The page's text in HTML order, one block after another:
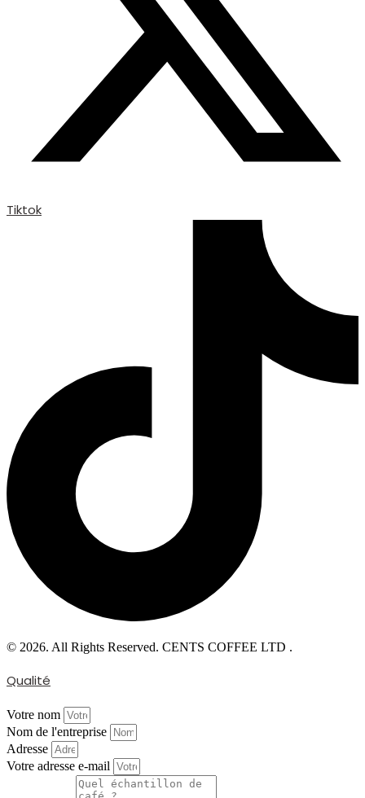
Tiktok
© 2026. All Rights Reserved. CENTS COFFEE LTD .
Qualité
Votre nom
Nom de l'entreprise
Adresse
Votre adresse e-mail